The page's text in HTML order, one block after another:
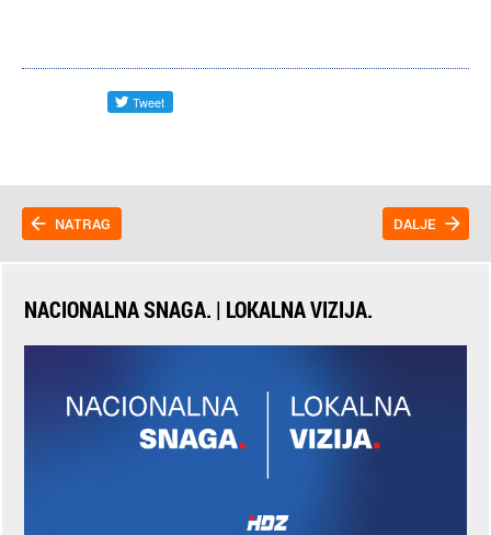
NATRAG DALJE
NACIONALNA SNAGA. | LOKALNA VIZIJA.